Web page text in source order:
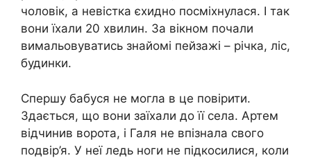
чоловік, а невістка єхидно посміхнулася. І так
вони їхали 20 хвилин. За вікном почали
вимальовуватись знайомі пейзажі – річка, ліс,
будинки.
Спершу бабуся не могла в це повірити.
Здається, що вони заїхали до її села. Артем
відчинив ворота, і Галя не впізнала свого
подвір’я. У неї ледь ноги не підкосилися, коли